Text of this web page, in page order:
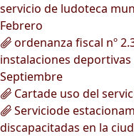
servicio de ludoteca
Febrero
ordenanza fiscal nº
instalaciones
Septiembre
Cartade uso del
Serviciode
discapacitadas en la